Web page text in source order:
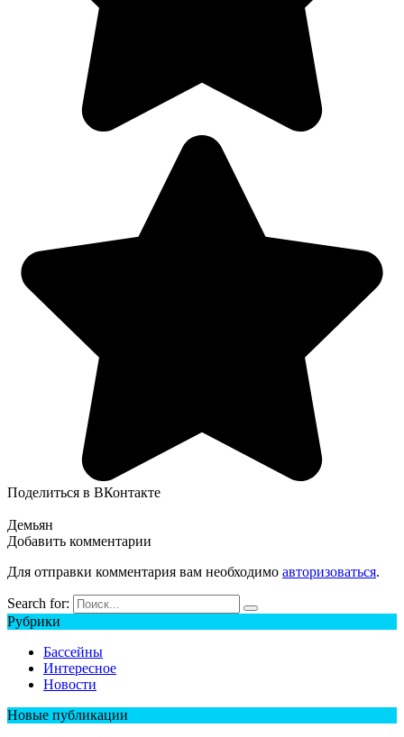
Поделиться в ВКонтакте
Демьян
Добавить комментарии
Для отправки комментария вам необходимо авторизоваться.
Search for:
Рубрики
Бассейны
Интересное
Новости
Новые публикации